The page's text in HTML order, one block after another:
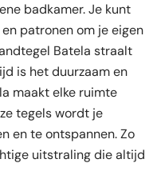
badkamer. Je kunt
patronen om je eigen
Batela straalt
is het duurzaam en
maakt elke ruimte
tegels wordt je
en te ontspannen. Zo
uitstraling die altijd